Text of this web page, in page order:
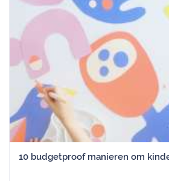
10 budgetproof manieren om